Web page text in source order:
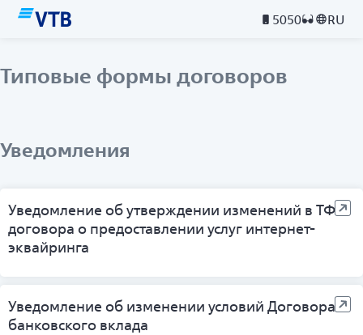
5050 RU
Типовые формы договоров
Уведомления
Уведомление об утверждении изменений в ТФ
договора о предоставлении услуг интернет-
эквайринга
Уведомление об изменении условий Договора
банковского вклада